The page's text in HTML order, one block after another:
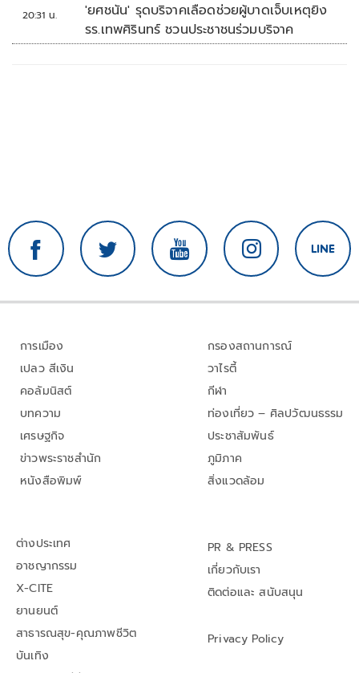
20:31 น.
'ยศชนัน' รุดบริจาคเลือดช่วยผู้บาดเจ็บเหตุยิง
รร.เทพศิรินทร์ ชวนประชาชนร่วมบริจาค
การเมือง
เปลว สีเงิน
คอลัมนิสต์
บทความ
เศรษฐกิจ
ข่าวพระราชสำนัก
หนังสือพิมพ์
กรองสถานการณ์
วาไรตี้
กีฬา
ท่องเที่ยว – ศิลปวัฒนธรรม
ประชาสัมพันธ์
ภูมิภาค
สิ่งแวดล้อม
ต่างประเทศ
อาชญากรรม
X-CITE
ยานยนต์
สาธารณสุข-คุณภาพชีวิต
บันเทิง
PR & PRESS
เกี่ยวกับเรา
ติดต่อและ สนับสนุน
Privacy Policy